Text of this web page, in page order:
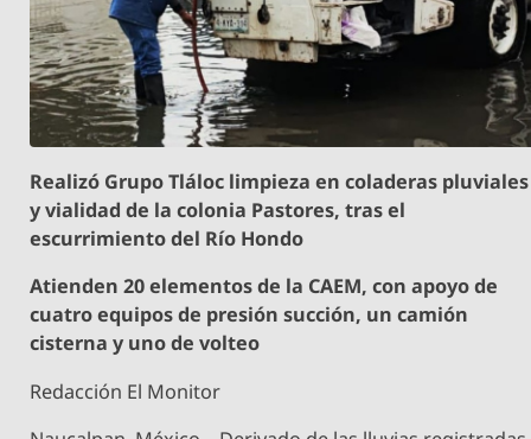
Realizó Grupo Tláloc limpieza en coladeras pluviales
y vialidad de la colonia Pastores, tras el
escurrimiento del Río Hondo
Atienden 20 elementos de la CAEM, con apoyo de
cuatro equipos de presión succión, un camión
cisterna y uno de volteo
Redacción El Monitor